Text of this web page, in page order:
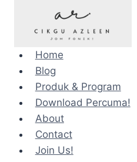
Home
Blog
Produk & Program
Download Percuma!
About
Contact
Join Us!